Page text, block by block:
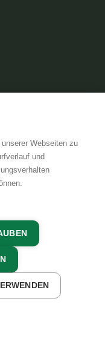
Webseiten zu
und